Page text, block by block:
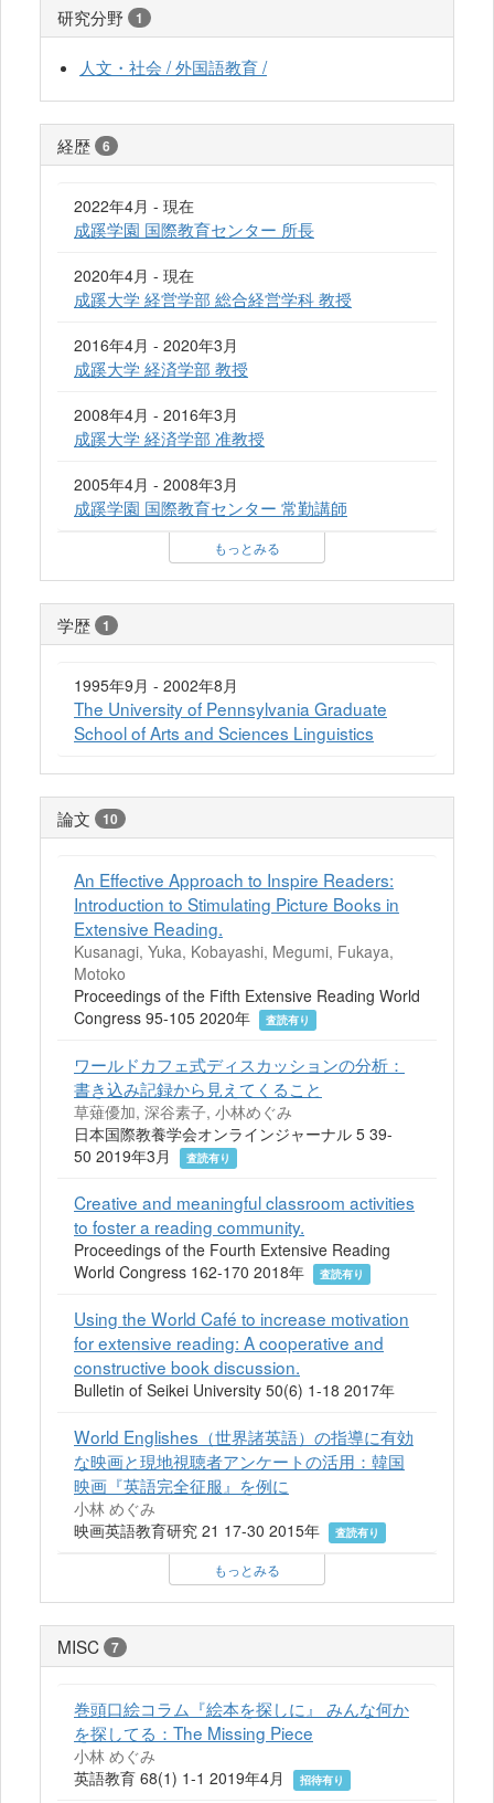
研究分野 1
人文・社会 / 外国語教育 /
経歴 6
2022年4月 - 現在
成蹊学園 国際教育センター 所長
2020年4月 - 現在
成蹊大学 経営学部 総合経営学科 教授
2016年4月 - 2020年3月
成蹊大学 経済学部 教授
2008年4月 - 2016年3月
成蹊大学 経済学部 准教授
2005年4月 - 2008年3月
成蹊学園 国際教育センター 常勤講師
もっとみる
学歴 1
1995年9月 - 2002年8月
The University of Pennsylvania Graduate
School of Arts and Sciences Linguistics
論文 10
An Effective Approach to Inspire Readers:
Introduction to Stimulating Picture Books in
Extensive Reading.
Kusanagi, Yuka, Kobayashi, Megumi, Fukaya,
Motoko
Proceedings of the Fifth Extensive Reading World
Congress 95-105 2020年
査読有り
ワールドカフェ式ディスカッションの分析：
書き込み記録から見えてくること
草薙優加, 深谷素子, 小林めぐみ
日本国際教養学会オンラインジャーナル 5 39-
50 2019年3月
査読有り
Creative and meaningful classroom activities
to foster a reading community.
Proceedings of the Fourth Extensive Reading
World Congress 162-170 2018年
査読有り
Using the World Café to increase motivation
for extensive reading: A cooperative and
constructive book discussion.
Bulletin of Seikei University 50(6) 1-18 2017年
World Englishes（世界諸英語）の指導に有効
な映画と現地視聴者アンケートの活用：韓国
映画『英語完全征服』を例に
小林 めぐみ
映画英語教育研究 21 17-30 2015年
査読有り
もっとみる
MISC 7
巻頭口絵コラム『絵本を探しに』 みんな何か
を探してる：The Missing Piece
小林 めぐみ
英語教育 68(1) 1-1 2019年4月
招待有り